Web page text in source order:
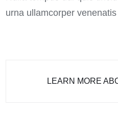
urna ullamcorper
LEARN MORE